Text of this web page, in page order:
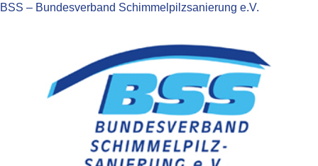
BSS – Bundesverband Schimmelpilzsanierung e.V.